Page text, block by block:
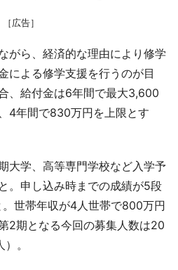
［広告］
がら、経済的な理由により修学
による修学支援を行うのが目
、給付金は6年間で最大3,600
4年間で830万円を上限とす
大学、高等専門学校など入学予
。申し込み時までの成績が5段
世帯年収が4人世帯で800万円
2期となる今回の募集人数は20
。